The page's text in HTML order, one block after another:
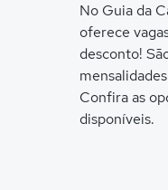
No Guia da
oferece
desconto!
Confira as
disponíveis.